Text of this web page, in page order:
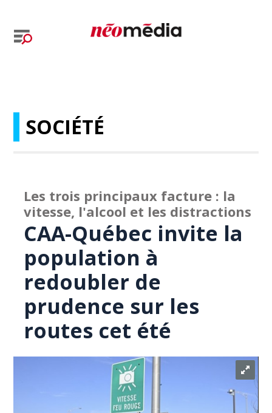
SOCIÉTÉ
Les trois principaux facture : la
vitesse, l'alcool et les distractions
CAA-Québec invite la
population à
redoubler de
prudence sur les
routes cet été